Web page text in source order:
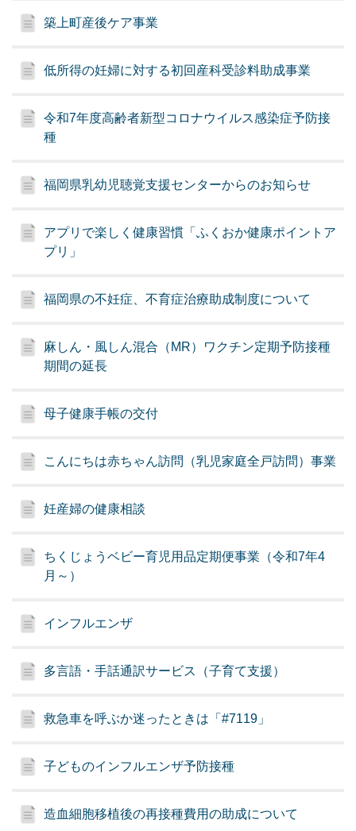
築上町産後ケア事業
低所得の妊婦に対する初回産科受診料助成事業
令和7年度高齢者新型コロナウイルス感染症予防接
種
福岡県乳幼児聴覚支援センターからのお知らせ
アプリで楽しく健康習慣「ふくおか健康ポイントア
プリ」
福岡県の不妊症、不育症治療助成制度について
麻しん・風しん混合（MR）ワクチン定期予防接種
期間の延長
母子健康手帳の交付
こんにちは赤ちゃん訪問（乳児家庭全戸訪問）事業
妊産婦の健康相談
ちくじょうベビー育児用品定期便事業（令和7年4
月～）
インフルエンザ
多言語・手話通訳サービス（子育て支援）
救急車を呼ぶか迷ったときは「#7119」
子どものインフルエンザ予防接種
造血細胞移植後の再接種費用の助成について